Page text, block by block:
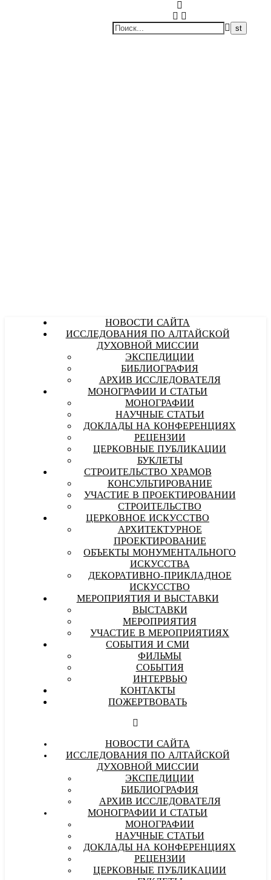
НОВОСТИ САЙТА
ИССЛЕДОВАНИЯ ПО АЛТАЙСКОЙ
ДУХОВНОЙ МИССИИ
ЭКСПЕДИЦИИ
БИБЛИОГРАФИЯ
АРХИВ ИССЛЕДОВАТЕЛЯ
МОНОГРАФИИ И СТАТЬИ
МОНОГРАФИИ
НАУЧНЫЕ СТАТЬИ
ДОКЛАДЫ НА КОНФЕРЕНЦИЯХ
РЕЦЕНЗИИ
ЦЕРКОВНЫЕ ПУБЛИКАЦИИ
БУКЛЕТЫ
СТРОИТЕЛЬСТВО ХРАМОВ
КОНСУЛЬТИРОВАНИЕ
УЧАСТИЕ В ПРОЕКТИРОВАНИИ
СТРОИТЕЛЬСТВО
ЦЕРКОВНОЕ ИСКУССТВО
АРХИТЕКТУРНОЕ
ПРОЕКТИРОВАНИЕ
ОБЪЕКТЫ МОНУМЕНТАЛЬНОГО
ИСКУССТВА
ДЕКОРАТИВНО-ПРИКЛАДНОЕ
ИСКУССТВО
МЕРОПРИЯТИЯ И ВЫСТАВКИ
ВЫСТАВКИ
МЕРОПРИЯТИЯ
УЧАСТИЕ В МЕРОПРИЯТИЯХ
СОБЫТИЯ И СМИ
ФИЛЬМЫ
СОБЫТИЯ
ИНТЕРВЬЮ
КОНТАКТЫ
ПОЖЕРТВОВАТЬ
НОВОСТИ САЙТА
ИССЛЕДОВАНИЯ ПО АЛТАЙСКОЙ
ДУХОВНОЙ МИССИИ
ЭКСПЕДИЦИИ
БИБЛИОГРАФИЯ
АРХИВ ИССЛЕДОВАТЕЛЯ
МОНОГРАФИИ И СТАТЬИ
МОНОГРАФИИ
НАУЧНЫЕ СТАТЬИ
ДОКЛАДЫ НА КОНФЕРЕНЦИЯХ
РЕЦЕНЗИИ
ЦЕРКОВНЫЕ ПУБЛИКАЦИИ